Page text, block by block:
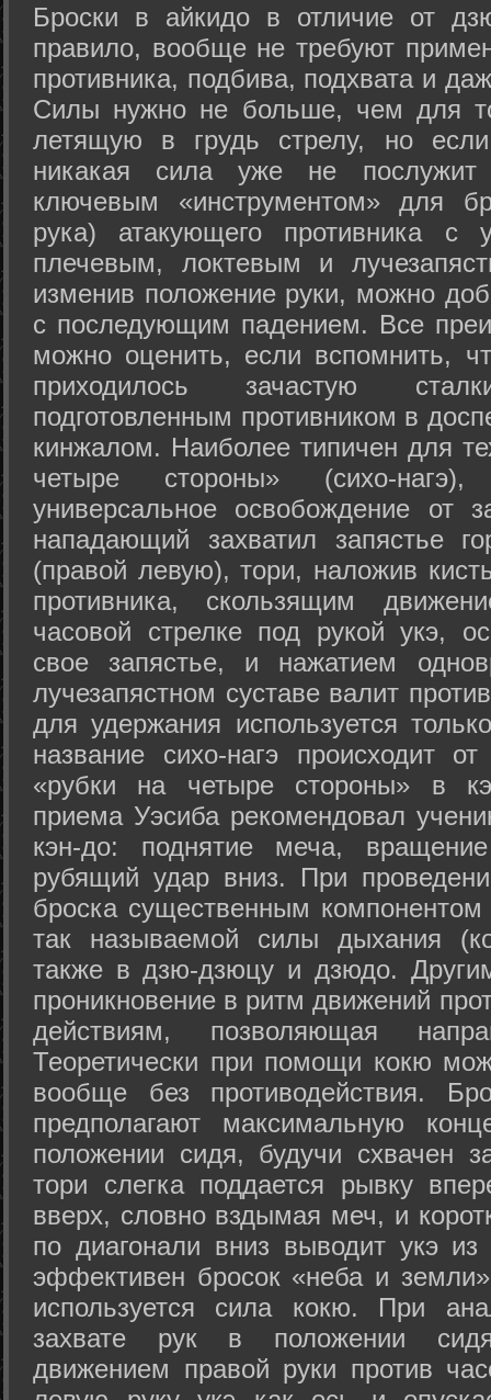
Броски в айкидо в отличие от
правило, вообще не требуют
противника, подбива, подхвата и
Силы нужно не больше, чем для
летящую в грудь стрелу, но
никакая сила уже не
ключевым «инструментом» для
рука) атакующего противника с
плечевым, локтевым и
изменив положение руки, можно
с последующим падением. Все
можно оценить, если вспомнить,
приходилось зачастую
подготовленным противником в
кинжалом. Наиболее типичен для
четыре стороны» (сихо-
универсальное освобождение от
нападающий захватил запястье
(правой левую), тори, наложив
противника, скользящим
часовой стрелке под рукой укэ,
свое запястье, и нажатием
лучезапястном суставе валит
для удержания используется
название сихо-нагэ происходит
«рубки на четыре стороны» в
приема Уэсиба рекомендовал
кэн-до: поднятие меча,
рубящий удар вниз. При
броска существенным компонентом
так называемой силы дыхания
также в дзю-дзюцу и дзюдо.
проникновение в ритм движений
действиям, позволяющая
Теоретически при помощи кокю
вообще без противодействия.
предполагают максимальную
положении сидя, будучи схвачен
тори слегка поддается рывку
вверх, словно вздымая меч, и
по диагонали вниз выводит укэ
эффективен бросок «неба и
используется сила кокю. При
захвате рук в положении
движением правой руки против